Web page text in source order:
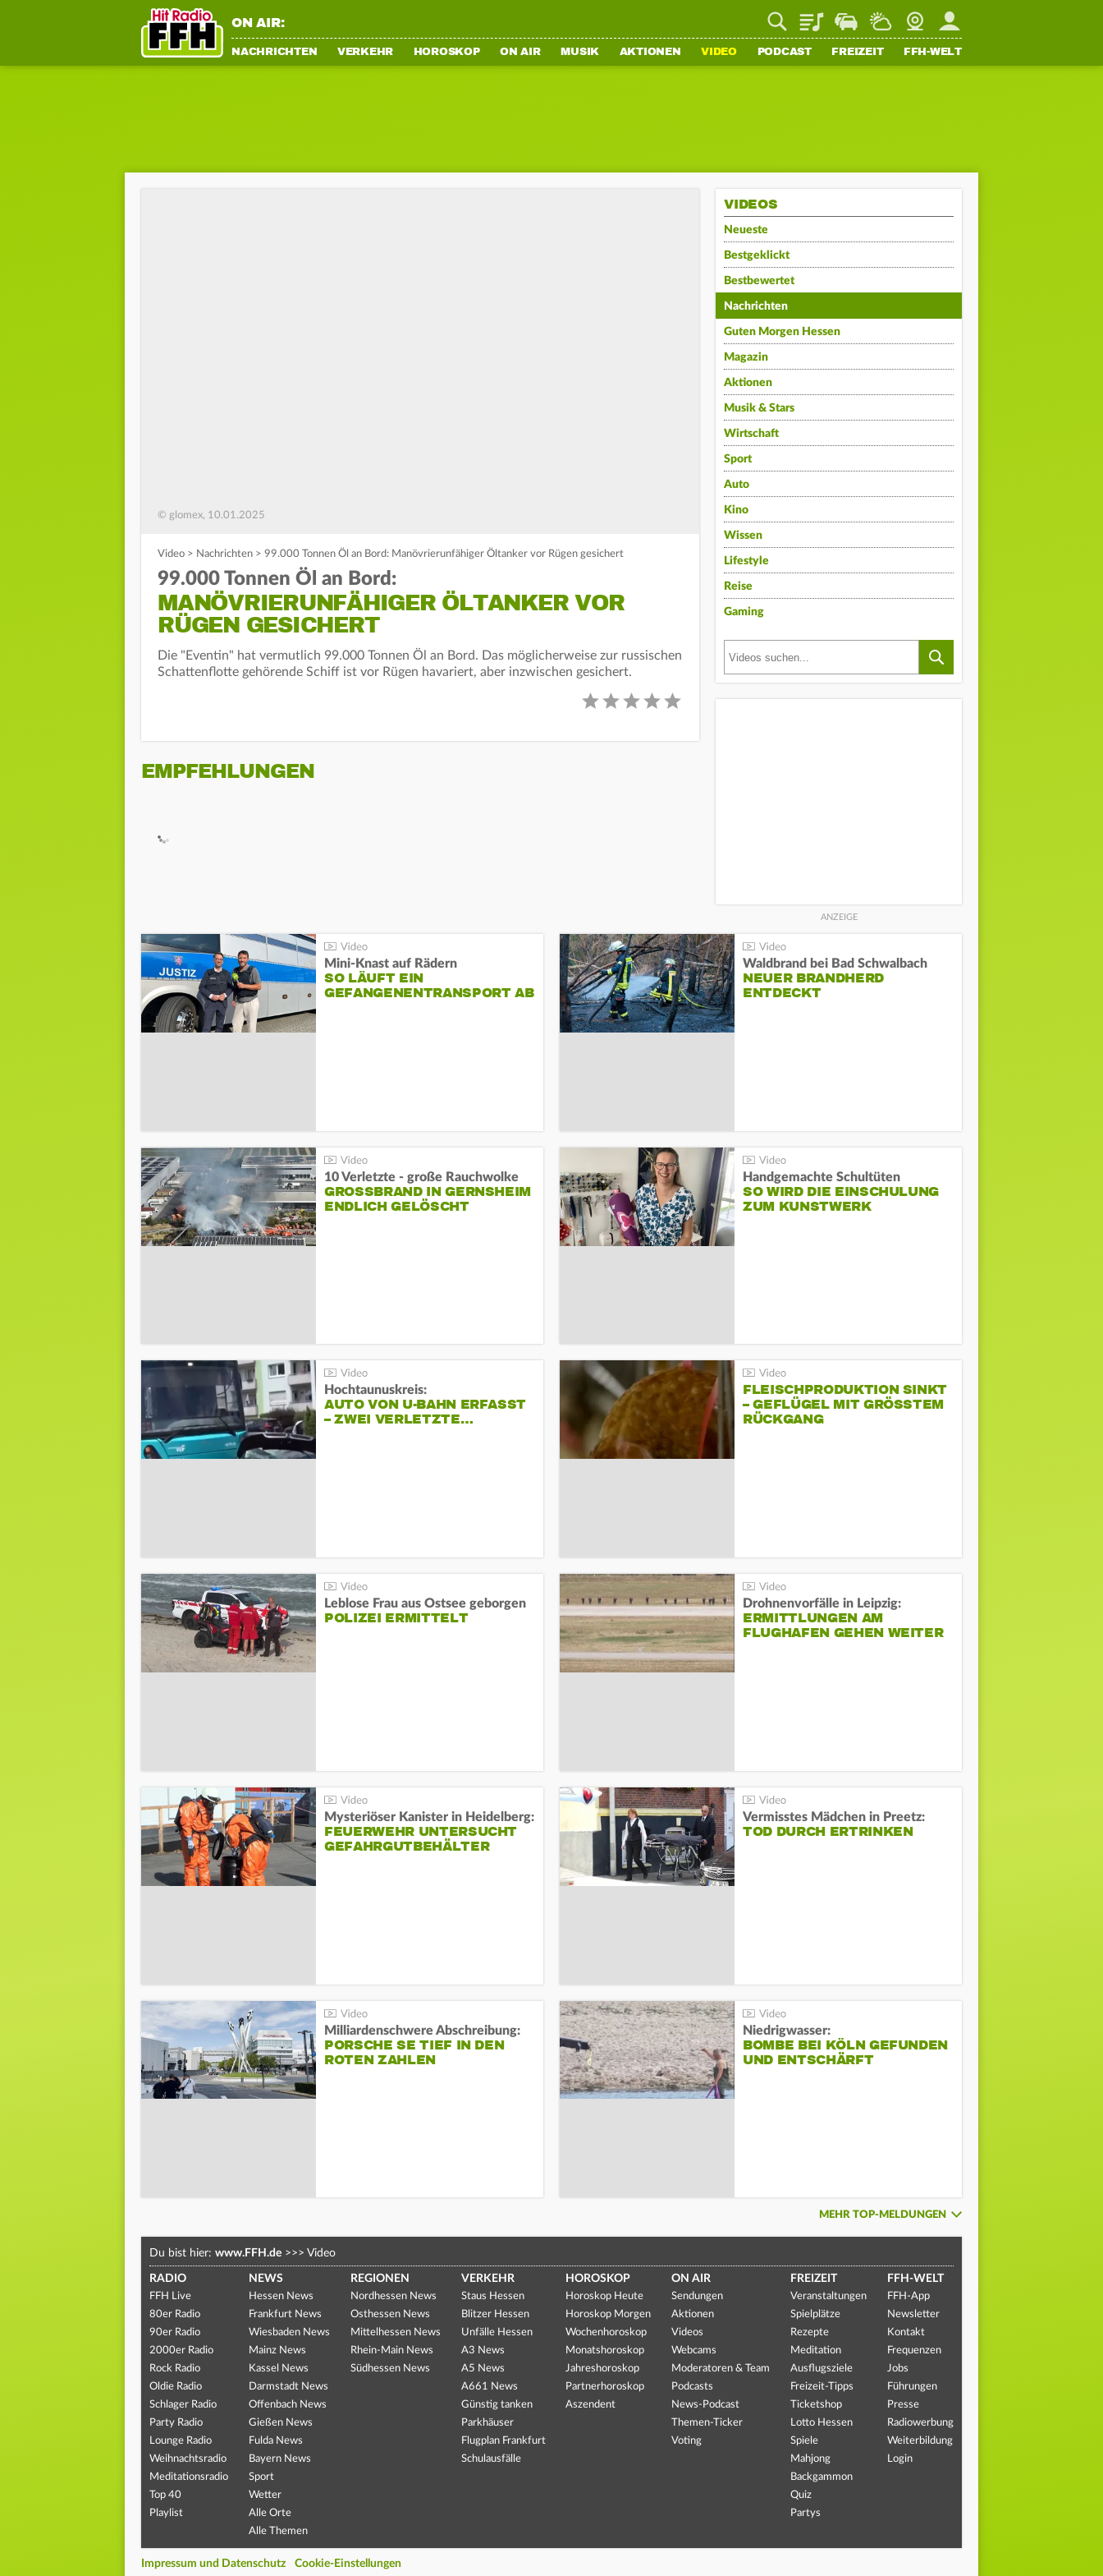
ON AIR: PlaylistStaupilotWetterWebcamMein FFH
NACHRICHTEN VERKEHR HOROSKOP ON AIR MUSIK AKTIONEN VIDEO PODCAST FREIZEIT FFH-WELT
© glomex, 10.01.2025
Video > Nachrichten > 99.000 Tonnen Öl an Bord: Manövrierunfähiger Öltanker vor Rügen gesichert
99.000 Tonnen Öl an Bord:
MANÖVRIERUNFÄHIGER ÖLTANKER VOR
RÜGEN GESICHERT
Die "Eventin" hat vermutlich 99.000 Tonnen Öl an Bord. Das möglicherweise zur russischen
Schattenflotte gehörende Schiff ist vor Rügen havariert, aber inzwischen gesichert.
EMPFEHLUNGEN
VIDEOS
Neueste
Bestgeklickt
Bestbewertet
Nachrichten
Guten Morgen Hessen
Magazin
Aktionen
Musik & Stars
Wirtschaft
Sport
Auto
Kino
Wissen
Lifestyle
Reise
Gaming
Mini-Knast auf Rädern
SO LÄUFT EIN
GEFANGENENTRANSPORT AB
Waldbrand bei Bad Schwalbach
NEUER BRANDHERD
ENTDECKT
10 Verletzte - große Rauchwolke
GROSSBRAND IN GERNSHEIM E
NDLICH GELÖSCHT
Handgemachte Schultüten
SO WIRD DIE EINSCHULUNG
ZUM KUNSTWERK
Hochtaunuskreis:
AUTO VON U-BAHN ERFASST
– ZWEI VERLETZTE…
FLEISCHPRODUKTION SINKT
– GEFLÜGEL MIT GRÖSSTEM R
ÜCKGANG
Leblose Frau aus Ostsee geborgen
POLIZEI ERMITTELT
Drohnenvorfälle in Leipzig:
ERMITTLUNGEN AM
FLUGHAFEN GEHEN WEITER
Mysteriöser Kanister in Heidelberg:
FEUERWEHR UNTERSUCHT
GEFAHRGUTBEHÄLTER
Vermisstes Mädchen in Preetz:
TOD DURCH ERTRINKEN
Milliardenschwere Abschreibung:
PORSCHE SE TIEF IN DEN
ROTEN ZAHLEN
Niedrigwasser:
BOMBE BEI KÖLN GEFUNDEN
UND ENTSCHÄRFT
MEHR TOP-MELDUNGEN
Du bist hier: www.FFH.de >>> Video
RADIO
FFH Live
80er Radio
90er Radio
2000er Radio
Rock Radio
Oldie Radio
Schlager Radio
Party Radio
Lounge Radio
Weihnachtsradio
Meditationsradio
Top 40
Playlist
NEWS
Hessen News
Frankfurt News
Wiesbaden News
Mainz News
Kassel News
Darmstadt News
Offenbach News
Gießen News
Fulda News
Bayern News
Sport
Wetter
Alle Orte
Alle Themen
REGIONEN
Nordhessen News
Osthessen News
Mittelhessen News
Rhein-Main News
Südhessen News
VERKEHR
Staus Hessen
Blitzer Hessen
Unfälle Hessen
A3 News
A5 News
A661 News
Günstig tanken
Parkhäuser
Flugplan Frankfurt
Schulausfälle
HOROSKOP
Horoskop Heute
Horoskop Morgen
Wochenhoroskop
Monatshoroskop
Jahreshoroskop
Partnerhoroskop
Aszendent
ON AIR
Sendungen
Aktionen
Videos
Webcams
Moderatoren & Team
Podcasts
News-Podcast
Themen-Ticker
Voting
FREIZEIT
Veranstaltungen
Spielplätze
Rezepte
Meditation
Ausflugsziele
Freizeit-Tipps
Ticketshop
Lotto Hessen
Spiele
Mahjong
Backgammon
Quiz
Partys
FFH-WELT
FFH-App
Newsletter
Kontakt
Frequenzen
Jobs
Führungen
Presse
Radiowerbung
Weiterbildung
Login
Impressum und Datenschutz Cookie-Einstellungen